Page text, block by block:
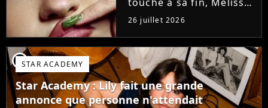
touche à sa fin, Melissa
se confie en interview
sur Volum sur la
création de son EP tout
va bien (j'crois), son
envie de gommer
l'étiquette Star
Academy, le jeu...
26 juillet 2026
player2STAR ACADEMY
Star Academy : Lily fait une grande
annonce que personne n'attendait